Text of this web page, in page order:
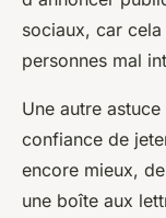
sociaux, car
personnes mal
Une autre
confiance de
encore mieux,
une boîte aux